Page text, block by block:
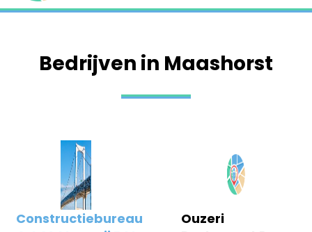
Bedrijven in Maashorst
Constructiebureau
Ouzeri